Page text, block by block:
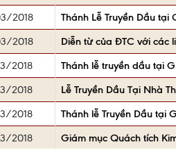
2018
Thánh Lễ Truyền Dầu
2018
Diễn từ của ĐTC với các
2018
Thánh lễ truyền dầu tại
2018
Lễ Truyền Dầu Tại Nhà
2018
Thánh lễ Truyền Dầu tại
2018
Giám mục Quách tích